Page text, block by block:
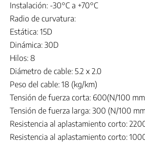
Instalación: -30°C a +70°C
Radio de curvatura:
Estática: 15D
Dinámica: 30D
Hilos: 8
Diámetro de cable: 5.2 x 2.0
Peso del cable: 18 (kg/km)
Tensión de fuerza corta: 600(N/100
Tensión de fuerza larga: 300 (N/100
Resistencia al aplastamiento corto:
Resistencia al aplastamiento corto: